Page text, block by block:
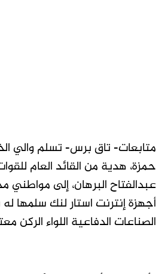
متابعات- تاق برس- تسلم والي
حمزة، هدية من القائد العام
عبدالفتاح البرهان، إلى مواطني
أجهزة إنترنت استار لنك سلمها
الصناعات الدفاعية اللواء الركن